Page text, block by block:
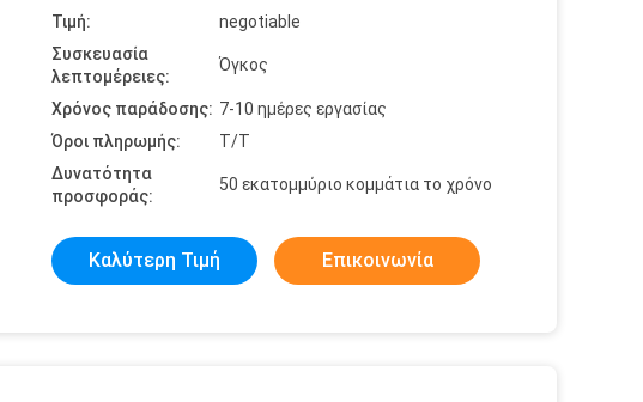
Τιμή:
negotiable
Συσκευασία
λεπτομέρειες:
Όγκος
Χρόνος παράδοσης: 7-10 ημέρες εργασίας
Όροι πληρωμής:
T/T
Δυνατότητα
προσφοράς:
50 εκατομμύριο κομμάτια το χρόνο
Καλύτερη Τιμή Επικοινωνία